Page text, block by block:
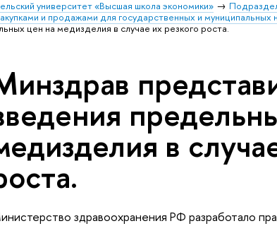
университет «Высшая школа экономики»
и продажами для государственных и
цен на медизделия в случае их резкого роста.
в
здравоохранения РФ разработало